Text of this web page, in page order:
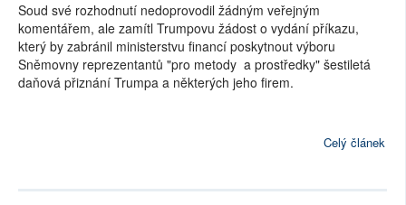
Soud své rozhodnutí nedoprovodil žádným veřejným
komentářem, ale zamítl Trumpovu žádost o vydání příkazu,
který by zabránil ministerstvu financí poskytnout výboru
Sněmovny reprezentantů "pro metody a prostředky" šestiletá
daňová přiznání Trumpa a některých jeho firem.
Celý článek